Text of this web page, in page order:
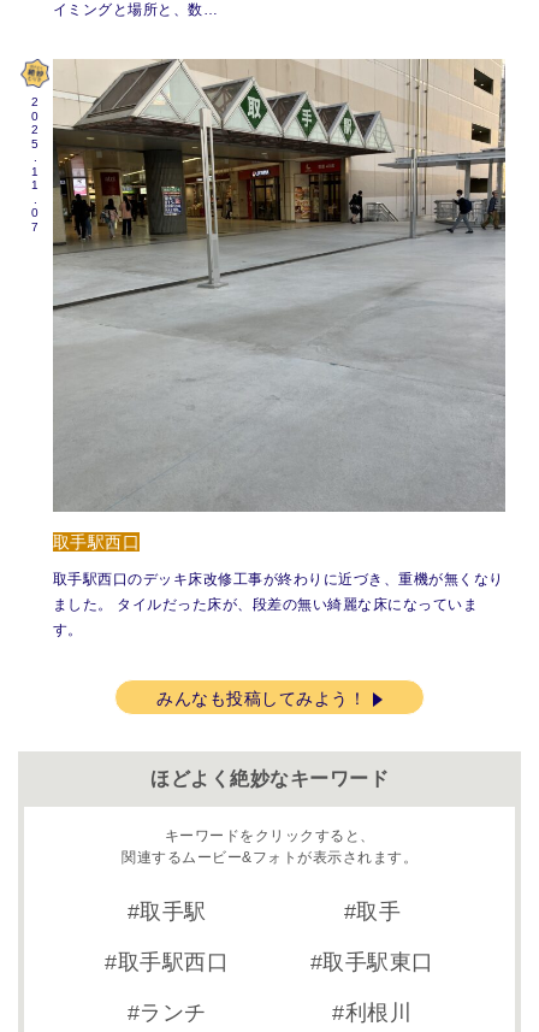
イミングと場所と、数…
2025.11.07
取手駅西口
取手駅西口のデッキ床改修工事が終わりに近づき、重機が無くなり
ました。 タイルだった床が、段差の無い綺麗な床になっていま
す。
みんなも投稿してみよう！
ほどよく絶妙なキーワード
キーワードをクリックすると、
関連するムービー&フォトが表示されます。
取手駅 取手
取手駅西口 取手駅東口
ランチ 利根川